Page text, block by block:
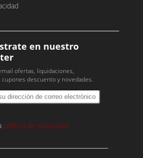
en nuestro
ofertas, liquidaciones,
descuento y novedades.
política de privacidad